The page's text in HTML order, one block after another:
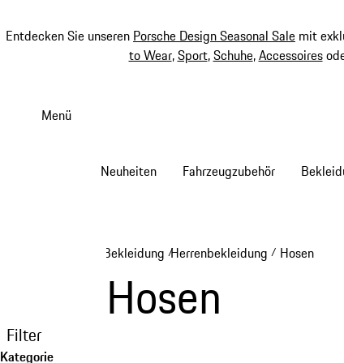
Entdecken Sie unseren Porsche Design Seasonal Sale mit
to Wear,Sport,Schuhe,Accessoires
Hauptinhalt
Menü
Neuheiten Fahrzeugzubehör
Bekleidung /Herrenbekleidung / Hosen
Hosen
Filter
Kategorie